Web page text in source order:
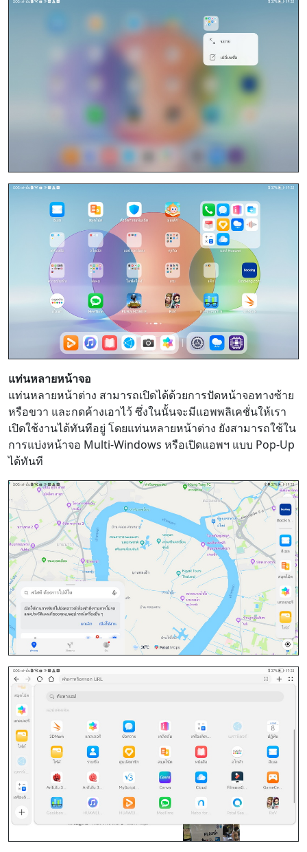
แท่นหลายหน้าจอ
แท่นหลายหน้าต่าง สามารถเปิดได้ด้วยการปัดหน้าจอทางซ้าย
หรือขวา และกดค้างเอาไว้ ซึ่งในนั้นจะมีแอพพลิเคชั่นให้เรา
เปิดใช้งานได้ทันทีอยู่ โดยแท่นหลายหน้าต่าง ยังสามารถใช้ใน
การแบ่งหน้าจอ Multi-Windows หรือเปิดแอพฯ แบบ Pop-Up
ได้ทันที